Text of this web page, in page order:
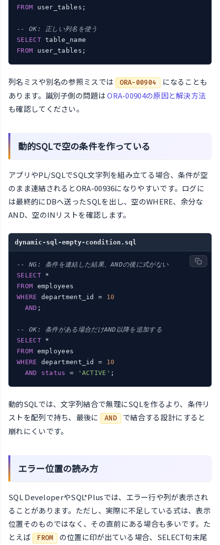
FROM user_tables;
-- OK: 正しい列名を使う
SELECT
FROM user_tables;
列名ミスや別名の参照ミスでは ORA-00904
になることも
あります。識別子側の問題はORA-00904の原因と解決方法
も確認してください。
動的SQLで空の条件を作っている
アプリやPL/SQLでSQL文字列を組み立てる場合、条件が空
のまま連結されるとORA-00936になりやすいです。ログに
は最終的にDBへ送ったSQLを出し、空のWHERE、余分な
AND、空のINリストを確認します。
dynamic-sql-empty-condition.sql
-- NG: 条件を連結した結果、ANDの後に式がない
SELECT
FROM
WHERE department_id = 10
AND ;
-- OK: 条件がある場合だけAND以降を追加する
SELECT
FROM
WHERE department_id = 10
AND
status = 'ACTIVE' ;
動的SQLでは、文字列結合で無理にSQLを作るより、条件リ
ストを配列で持ち、最後に
AND で結合する設計にすると
崩れにくいです。
エラー位置の読み方
SQL DeveloperやSQL*Plusでは、エラー行や列が表示され
ることがあります。ただし、実際に不足している式は、表示
位置そのものではなく、その直前にある場合も多いです。た
とえば
FROM
の位置に印が出ている場合、SELECT句末尾